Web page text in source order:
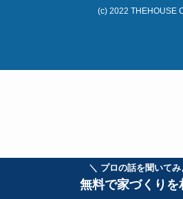
＼ プロの話を聞いて
無料で家づくりを
(c) 2022 THEHOUSE